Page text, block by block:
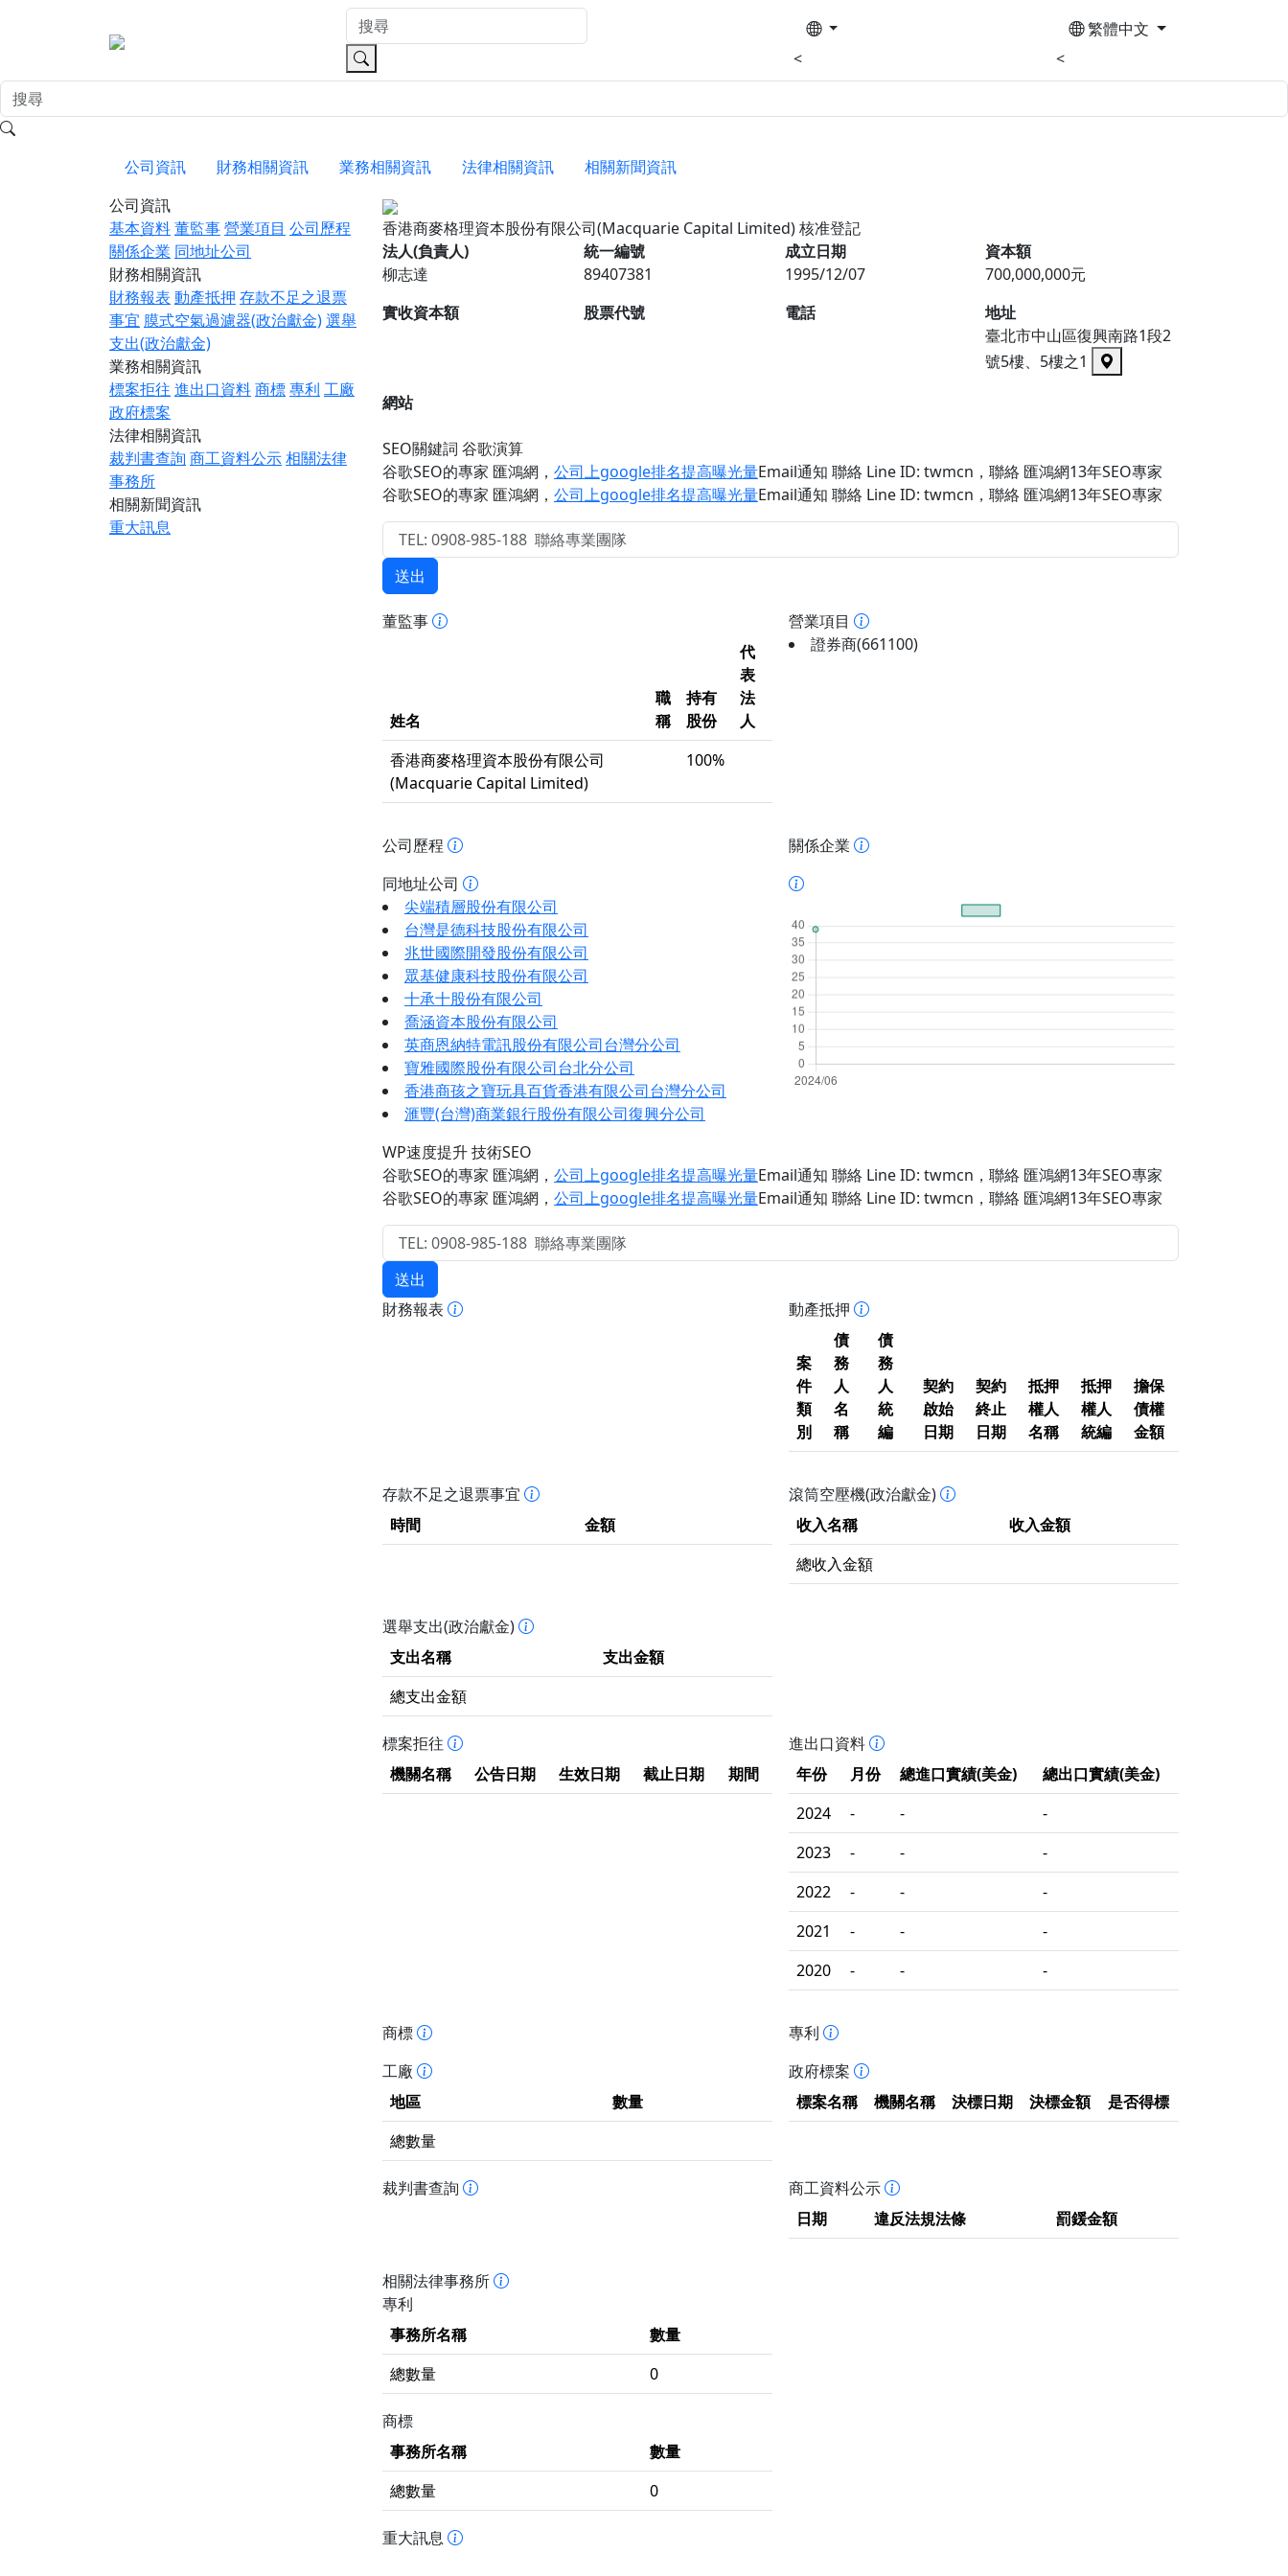
<
繁體中文
<
公司資訊 財務相關資訊 業務相關資訊 法律相關資訊
相關新聞資訊
公司資訊
基本資料董監事營業項目 公司歷程
關係企業 同地址公司
財務相關資訊
財務報表 動產抵押 存款不足之退票
事宜 膜式空氣過濾器(政治獻金)選舉
支出(政治獻金)
業務相關資訊
標案拒往 進出口資料商標專利 工廠
政府標案
法律相關資訊
裁判書查詢 商工資料公示相關法律
事務所
相關新聞資訊
重大訊息
香港商麥格理資本股份有限公司(Macquarie Capital Limited)核准登記
法人(負責人)
柳志達
統一編號
89407381
成立日期
1995/12/07
資本額
700,000,000元
實收資本額
股票代號 電話
地址
臺北市中山區復興南路1段2
號5樓、5樓之1
網站
SEO關鍵詞 谷歌演算
谷歌SEO的專家 匯鴻網 ， 公司上google排名提高曝光量Email通知 聯絡 Line ID: twmcn ，聯絡 匯鴻網13年SEO專家
谷歌SEO的專家 匯鴻網 ， 公司上google排名提高曝光量Email通知 聯絡 Line ID: twmcn ，聯絡 匯鴻網13年SEO專家
送出
董監事
姓名
職
稱
持有
股份
代
表
法
人
香港商麥格理資本股份有限公司
(Macquarie Capital Limited)
100%
營業項目
證券商(661100)
公司歷程
關係企業
同地址公司
尖端積層股份有限公司
台灣是德科技股份有限公司
兆世國際開發股份有限公司
眾基健康科技股份有限公司
十承十股份有限公司
喬涵資本股份有限公司
英商恩納特電訊股份有限公司台灣分公司
寶雅國際股份有限公司台北分公司
香港商孩之寶玩具百貨香港有限公司台灣分公司
滙豐(台灣)商業銀行股份有限公司復興分公司
WP速度提升 技術SEO
谷歌SEO的專家 匯鴻網 ， 公司上google排名提高曝光量Email通知 聯絡 Line ID: twmcn ，聯絡 匯鴻網13年SEO專家
谷歌SEO的專家 匯鴻網 ， 公司上google排名提高曝光量Email通知 聯絡 Line ID: twmcn ，聯絡 匯鴻網13年SEO專家
送出
財務報表
動產抵押
案
件
類
別
債
務
人
名
稱
債
務
人
統
編
契約
啟始
日期
契約
終止
日期
抵押
權人
名稱
抵押
權人
統編
擔保
債權
金額
存款不足之退票事宜
時間
金額
滾筒空壓機(政治獻金)
收入名稱
收入金額
總收入金額
選舉支出(政治獻金)
支出名稱
支出金額
總支出金額
標案拒往
機關名稱
公告日期 生效日期 截止日期 期間
進出口資料
年份
月份 總進口實績(美金)
總出口實績(美金)
2024
- -
-
2023
- -
-
2022
- -
-
2021
- -
-
2020
- - -
商標
專利
工廠
地區
數量
總數量
政府標案
標案名稱
機關名稱 決標日期 決標金額 是否得標
裁判書查詢
商工資料公示
日期
違反法規法條 罰鍰金額
相關法律事務所
專利
事務所名稱
數量
總數量
0
商標
事務所名稱
數量
總數量
0
重大訊息